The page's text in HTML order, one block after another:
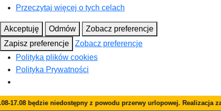
Przeczytaj więcej o tych celach
Akceptuję Odmów
Zobacz preferencje
Zapisz preferencje
Zobacz preferencje
Polityka plików cookies
Polityka Prywatności
17.08 będzie niedostępny z powodu przerwy urlopowej. Realizacja